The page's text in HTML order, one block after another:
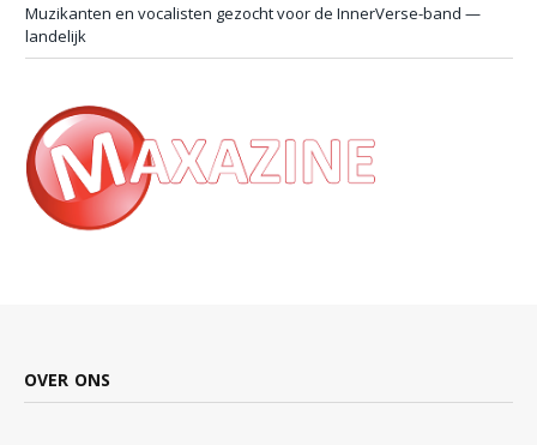
Muzikanten en vocalisten gezocht voor de InnerVerse-band —
landelijk
OVER ONS